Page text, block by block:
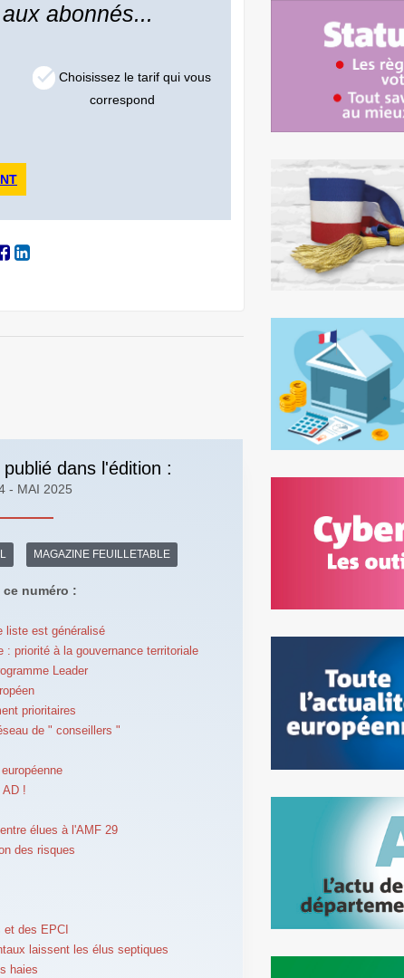
abonnés...
Choisissez le tarif qui vous
correspond
dans l'édition :
- MAI 2025
MAGAZINE FEUILLETABLE
numéro :
liste est généralisé
: priorité à la gouvernance territoriale
Leader
prioritaires
de " conseillers "
AD !
élues à l'AMF 29
des risques
et des EPCI
laissent les élus septiques
haies